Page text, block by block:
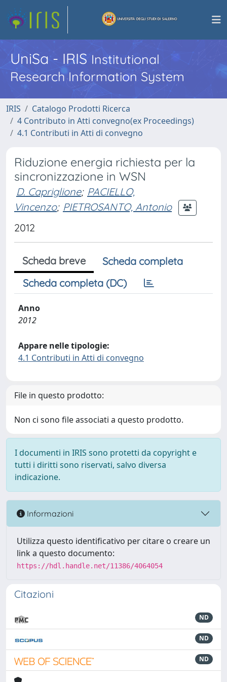
UniSa - IRISInstitutional
Research Information System
IRIS
Catalogo Prodotti Ricerca
4 Contributo in Atti convegno(ex Proceedings)
4.1 Contributi in Atti di convegno
Riduzione energia richiesta per la
sincronizzazione in WSN
D. Capriglione; PACIELLO,
Vincenzo; PIETROSANTO, Antonio
2012
Scheda breve
Scheda completa
Scheda completa (DC)
Anno
2012
Appare nelle tipologie:
4.1 Contributi in Atti di convegno
File in questo prodotto:
Non ci sono file associati a questo prodotto.
I documenti in IRIS sono protetti da copyright e
tutti i diritti sono riservati, salvo diversa
indicazione.
Informazioni
Utilizza questo identificativo per citare o creare un
link a questo documento:
https://hdl.handle.net/11386/4064054
Citazioni
ND
ND
ND